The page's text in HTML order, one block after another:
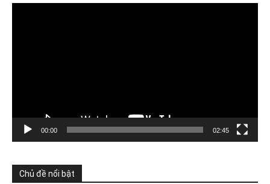
Xem trên Facebook · Chia sẻ
ThienNhien.Net
4 ngày trước
00:00 02:45
Chủ đề nổi bật